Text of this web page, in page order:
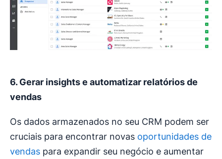
6. Gerar insights e automatizar relatórios de
vendas
Os dados armazenados no seu CRM podem ser
cruciais para encontrar novas oportunidades de
vendas para expandir seu negócio e aumentar